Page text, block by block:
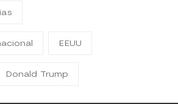
EEUU
Donald Trump